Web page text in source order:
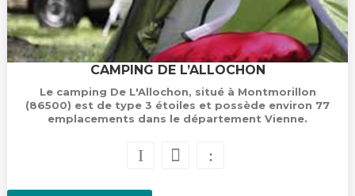
CAMPING DE L’ALLOCHON
Le camping De L'Allochon, situé à Montmorillon
(86500) est de type 3 étoiles et possède environ 77
emplacements dans le département Vienne.